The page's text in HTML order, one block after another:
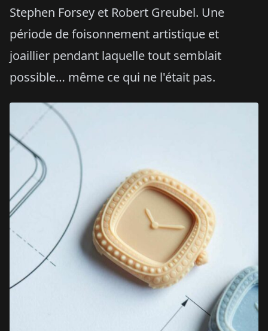
Stephen Forsey et Robert Greubel. Une
période de foisonnement artistique et
joaillier pendant laquelle tout semblait
possible… même ce qui ne l'était pas.